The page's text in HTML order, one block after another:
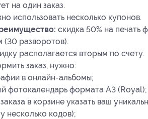
на один заказ.
использовать несколько купонов.
скидка 50% на печать
разворотов).
располагается вторым по счету.
заказ, нужно:
в онлайн-альбомы;
фотокалендарь формата А3 (Royal);
в корзине указать ваш
несколько кодов);